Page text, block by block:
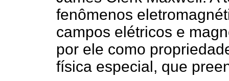
fenômenos
campos elétricos e
por ele como
física especial, que